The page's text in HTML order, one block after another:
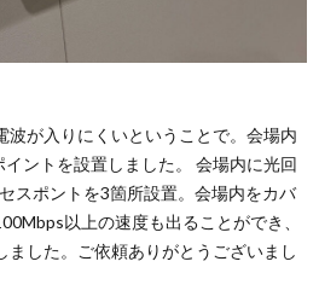
波が入りにくいということで。会場内
ントを設置しました。 会場内に光回
スポントを3箇所設置。会場内をカバ
以上の速度も出ることができ、
ました。ご依頼ありがとうございまし